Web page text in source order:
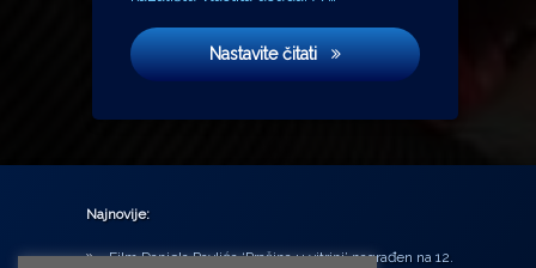
Nastavite čitatiKino Lika i ja
Najnovije:
Film Daniela Pavlića ‘Prašina u vitrini’ nagrađen na 12.